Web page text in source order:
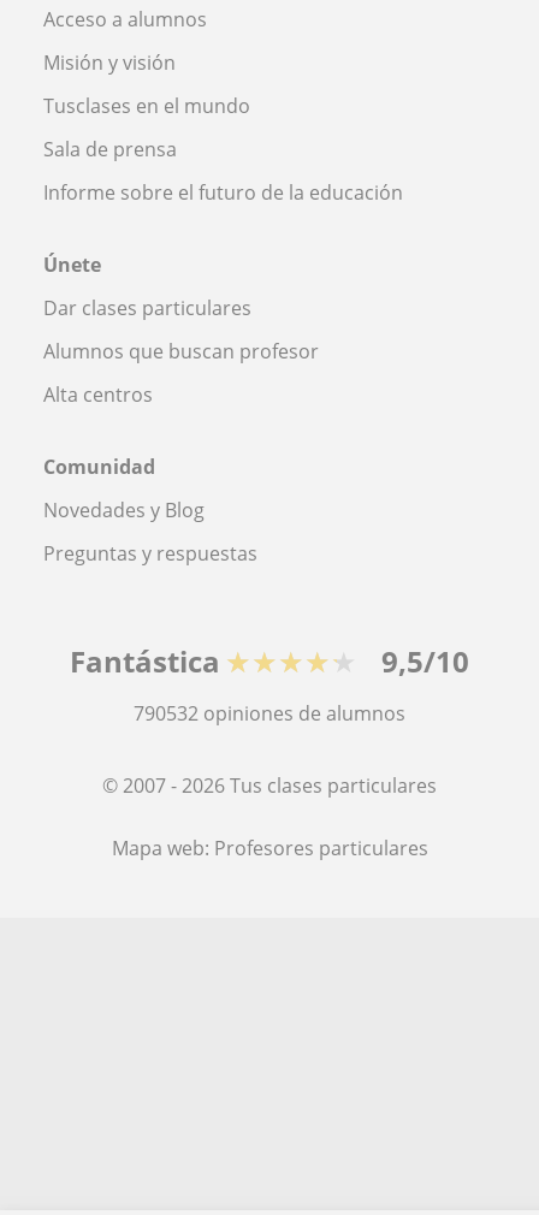
Acceso a alumnos
Misión y visión
Tusclases en el mundo
Sala de prensa
Informe sobre el futuro de la educación
Únete
Dar clases particulares
Alumnos que buscan profesor
Alta centros
Comunidad
Novedades y Blog
Preguntas y respuestas
Fantástica ★★★★★ 9,5/10
790532 opiniones de alumnos
© 2007 - 2026 Tus clases particulares
Mapa web: Profesores particulares